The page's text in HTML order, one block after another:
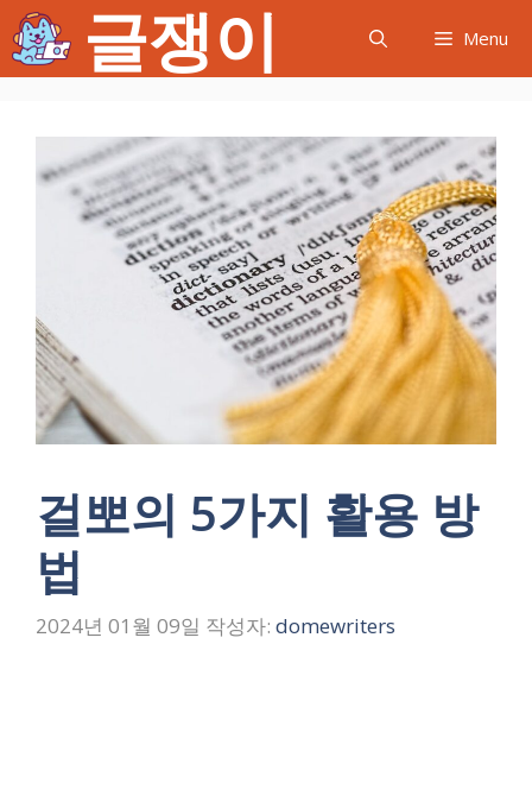
텐
츠
글쟁이 Menu
걸뽀의 5가지 활용 방
법
2024년 01월 09일 작성자: domewriters